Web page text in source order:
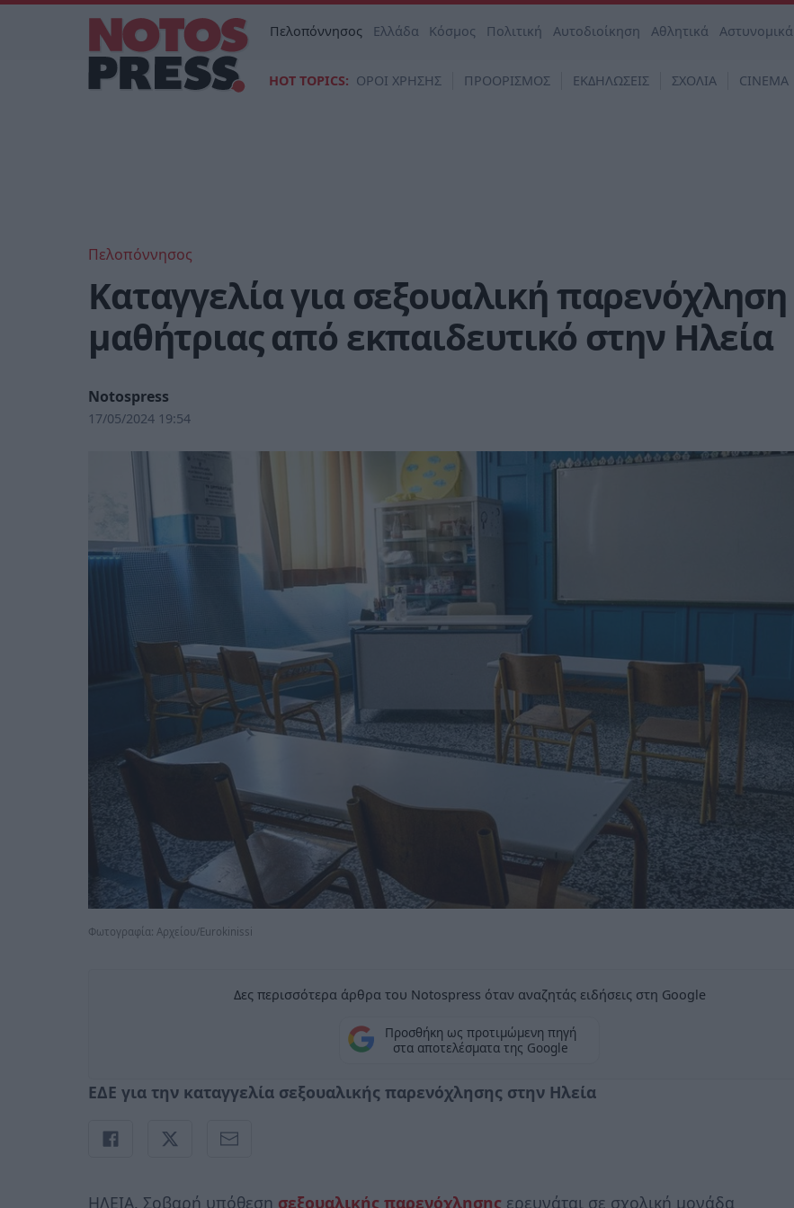
Πελοπόννησος Ελλάδα Κόσμος Πολιτική Αυτοδιοίκηση Αθλητικά Αστυνομικά
HOT TOPICS: ΟΡΟΙ ΧΡΗΣΗΣ ΠΡΟΟΡΙΣΜΟΣ ΕΚΔΗΛΩΣΕΙΣ ΣΧΟΛΙΑ CINEMA
Πελοπόννησος
Καταγγελία για σεξουαλική παρενόχληση
μαθήτριας από εκπαιδευτικό στην Ηλεία
Notospress
17/05/2024 19:54
Φωτογραφία: Aρχείου/Εurokinissi
Δες περισσότερα άρθρα του Notospress όταν αναζητάς ειδήσεις στη Google
Προσθήκη ως προτιμώμενη πηγή
στα αποτελέσματα της Google
ΕΔΕ για την καταγγελία σεξουαλικής παρενόχλησης στην Ηλεία
ΗΛΕΙΑ. Σοβαρή υπόθεση σεξουαλικής παρενόχλησης ερευνάται σε σχολική μονάδα